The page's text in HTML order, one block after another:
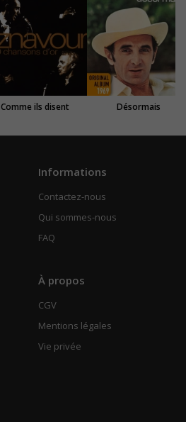
Comme ils disent Désormais
Informations
Contactez-nous
Qui sommes-nous
FAQ
À propos
CGV
Mentions légales
Vie privée